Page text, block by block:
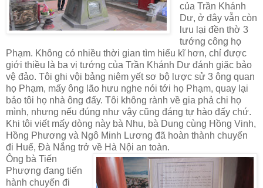
của Trần Khánh
Dư, ở đây vẫn còn
lưu lại đền thờ 3
tướng công họ
Phạm. Không có nhiều thời gian tìm hiểu kĩ hơn, chỉ được
giới thiều là ba vị tướng của Trần Khánh Dư đánh giặc bảo
vệ đảo. Tôi ghi vội bảng niêm yết sơ bộ lược sử 3 ông quan
họ Phạm, mấy ông lão hưu nghe nói tới họ Phạm, quay lại
bảo tôi họ nhà ông đấy. Tôi không rành về gia phả chi họ
mình, nhưng nếu đúng như vậy cũng đáng tự hào đấy chứ.
Khi tôi viết mấy dòng này bà Nhu, bà Dung cùng Hồng Vinh,
Hồng Phương và Ngô Minh Lương đã hoàn thành chuyến
đi Huế, Đà Nắng trở về Hà Nội an toàn.
Ông bà Tiến
Phượng đang tiến
hành chuyến đi